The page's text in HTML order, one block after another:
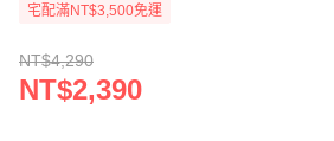
宅配滿NT$3,500免運
NT$4,290
NT$2,390